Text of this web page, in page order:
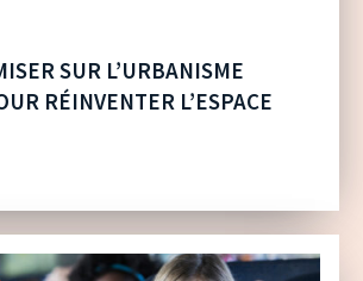
SUR L’URBANISME
RÉINVENTER L’ESPACE